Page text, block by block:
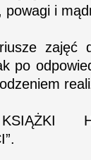
powagi i
zajęć
po